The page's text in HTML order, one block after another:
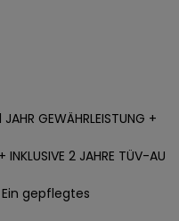
GEWÄHRLEISTUNG +
INKLUSIVE 2 JAHRE TÜV-AU
Ein gepflegtes